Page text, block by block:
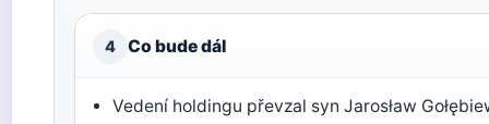
4 Co bude dál
Vedení holdingu převzal syn Jarosław